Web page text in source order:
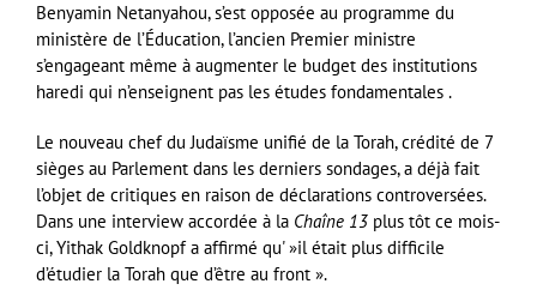
Benyamin Netanyahou, s’est opposée au programme du
ministère de l’Éducation, l’ancien Premier ministre
s’engageant même à augmenter le budget des institutions
haredi qui n’enseignent pas les études fondamentales .
Le nouveau chef du Judaïsme unifié de la Torah, crédité de 7
sièges au Parlement dans les derniers sondages, a déjà fait
l’objet de critiques en raison de déclarations controversées.
Dans une interview accordée à la Chaîne 13 plus tôt ce mois-
ci, Yithak Goldknopf a affirmé qu' »il était plus difficile
d’étudier la Torah que d’être au front ».